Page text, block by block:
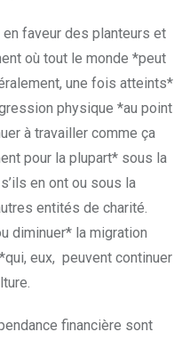
faveur des planteurs et
où tout le monde *peut
une fois atteints*
physique *au point
à travailler comme ça
pour la plupart* sous la
en ont ou sous la
entités de charité.
diminuer* la migration
eux, peuvent continuer
financière sont